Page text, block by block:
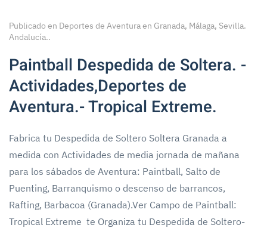
Publicado en Deportes de Aventura en Granada, Málaga, Sevilla.
Andalucía..
Paintball Despedida de Soltera. -
Actividades,Deportes de
Aventura.- Tropical Extreme.
Fabrica tu Despedida de Soltero Soltera Granada a
medida con Actividades de media jornada de mañana
para los sábados de Aventura: Paintball, Salto de
Puenting, Barranquismo o descenso de barrancos,
Rafting, Barbacoa (Granada).Ver Campo de Paintball:
Tropical Extreme te Organiza tu Despedida de Soltero-